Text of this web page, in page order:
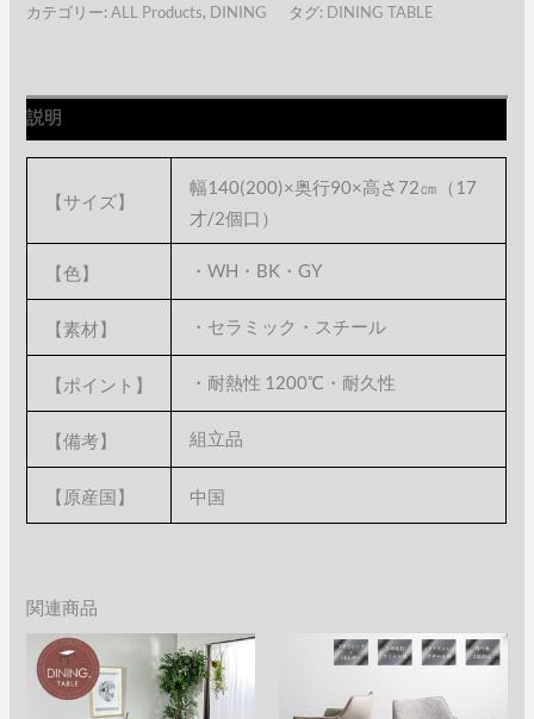
カテゴリー:ALL Products, DINING タグ: DINING TABLE
説明
【サイズ】
幅140(200)×奥行90×高さ72㎝（17
才/2個口）
【色】 ・WH・BK・GY
【素材】 ・セラミック・スチール
【ポイント】 ・耐熱性 1200℃・耐久性
【備考】 組立品
【原産国】 中国
関連商品